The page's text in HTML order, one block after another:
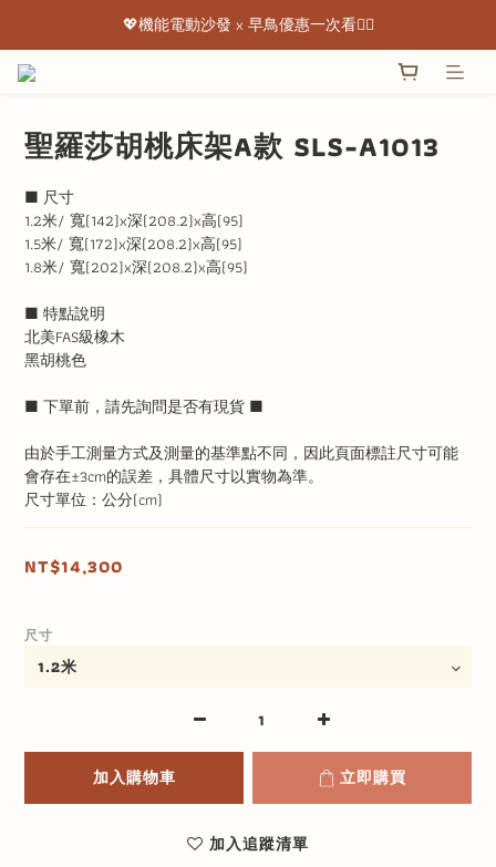
💖機能電動沙發 x 早鳥優惠一次看👇🏻
💖機能電動沙發 x 早鳥優惠一次看👇🏻
聖羅莎胡桃床架A款 SLS-A1013
■ 尺寸
1.2米/ 寬(142)x深(208.2)x高(95)
1.5米/ 寬(172)x深(208.2)x高(95)
1.8米/ 寬(202)x深(208.2)x高(95)
■ 特點說明
北美FAS級橡木
黑胡桃色
■ 下單前，請先詢問是否有現貨 ■
由於手工測量方式及測量的基準點不同，因此頁面標註尺寸可能
會存在±3cm的誤差，具體尺寸以實物為準。
尺寸單位：公分(cm)
NT$14,300
尺寸
加入購物車 立即購買
加入追蹤清單